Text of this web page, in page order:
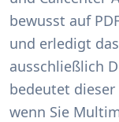
bewusst auf
und erledigt
ausschließlich
bedeutet dieser
wenn Sie